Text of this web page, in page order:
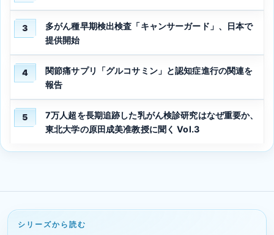
3
多がん種早期検出検査「キャンサーガード」、日本で
提供開始
4
関節痛サプリ「グルコサミン」と認知症進行の関連を
報告
5
7万人超を長期追跡した乳がん検診研究はなぜ重要か、
東北大学の原田成美准教授に聞く Vol.3
シリーズから読む